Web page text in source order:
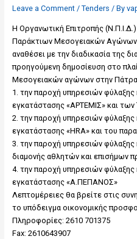
Leave a Comment/ Tenders / By
Η Οργανωτική Επιτροπής (Ν.Π.Ι.Δ.)
Παράκτιων Μεσογειακών Αγώνων
αναθέσει με την διαδικασία της
προηγούμενη δημοσίευση στο
Μεσογειακών αγώνων στην
1. την παροχή υπηρεσιών φύλαξης
εγκατάστασης «ΑΡΤΕΜΙΣ» και
2. την παροχή υπηρεσιών φύλαξης
εγκατάστασης «HRA» και του
3. την παροχή υπηρεσιών
διαμονής αθλητών και επισήμων
4. την παροχή υπηρεσιών φύλαξης
εγκατάστασης «Α.ΠΕΠΑΝΟΣ»
Λεπτομέρειες θα βρείτε στις
το υπόδειγμα οικονομικής
Πληροφορίες: 2610 701375
Fax: 2610643907